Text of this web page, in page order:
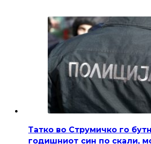
Татко во Струмичко го
годишниот син по скали,